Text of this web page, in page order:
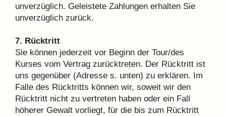
unverzüglich. Geleistete Zahlungen erhalten Sie
unverzüglich zurück.
7. Rücktritt
Sie können jederzeit vor Beginn der Tour/des
Kurses vom Vertrag zurücktreten. Der Rücktritt ist
uns gegenüber (Adresse s. unten) zu erklären. Im
Falle des Rücktritts können wir, soweit wir den
Rücktritt nicht zu vertreten haben oder ein Fall
höherer Gewalt vorliegt, für die bis zum Rücktritt